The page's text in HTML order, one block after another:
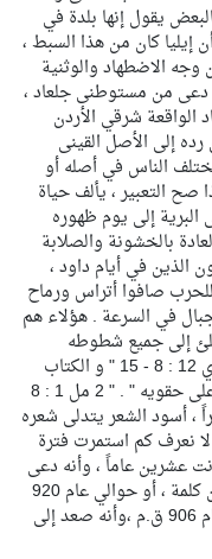
يقول إنها بلدة في
إيليا كان من هذا السبط ،
وجه الاضطهاد والوثنية
دعى من مستوطنى جلعاد ،
الواقعة شرقي الأردن
إلى الأصل القينى
الناس في أصله أو
صح التعبير ، يألف حياة
إلى يوم ظهوره
بالخشونة والصلابة
الذين في أيام داود ،
صافوا أتراس ورماح
في السرعة . هؤلاء هم
إلى جميع شطوطه
وهزموا كل أهل الأودية شرقاً وغرباً " .. " 1 أي 12 : 8 - 15 " و الكتاب
يصف إيليا : " أشعر متنطق بمنطقة من جلد على حقويه " . " 2 مل 1 : 8
، أسود الشعر يتدلى شعره
نعرف كم استمرت فترة
عشرين عاماً ، وأنه دعى
للنبوة ومواجهة آخاب فى السنة الخامسة من كلمة ، أو حوالي عام 920
ق. م. وأنه التقى بآخاب بعد مصرع نابوت عام 906 ق.م ،وأنه صعد إلى